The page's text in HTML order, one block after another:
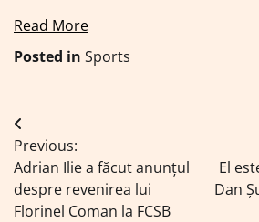
Read More
Posted in Sports
Navigare
în
articole
Previous:
Adrian Ilie a făcut anunțul
despre revenirea lui
Florinel Coman la FCSB
El
Dan